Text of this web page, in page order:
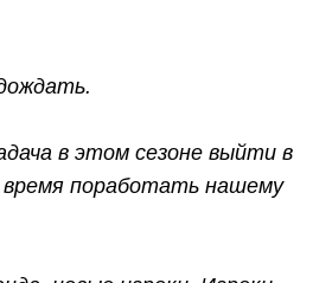
в этом сезоне выйти в
поработать нашему